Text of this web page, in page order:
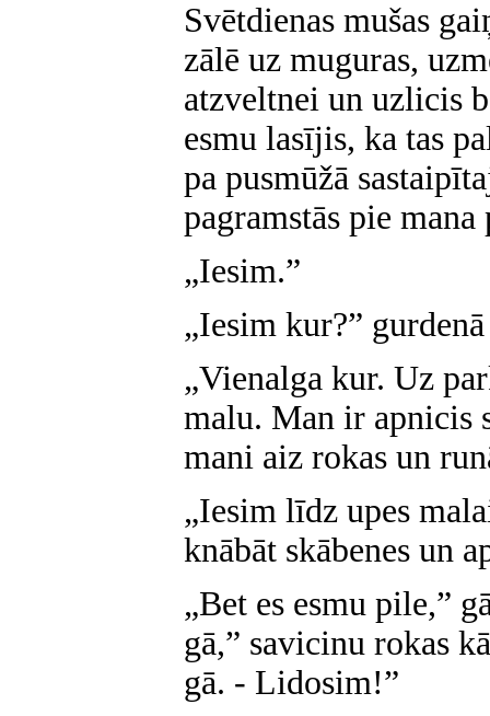
Svētdienas mušas
zālē uz muguras,
atzveltnei un uzlicis
esmu lasījis, ka tas
pa pusmūžā
pagramstās pie mana
„Iesim.”
„Iesim kur?”
„Vienalga kur. Uz
malu. Man ir apnicis
mani aiz rokas un
„Iesim līdz upes
knābāt skābenes un
„Bet es esmu pile,”
gā,” savicinu rokas
gā. - Lidosim!”